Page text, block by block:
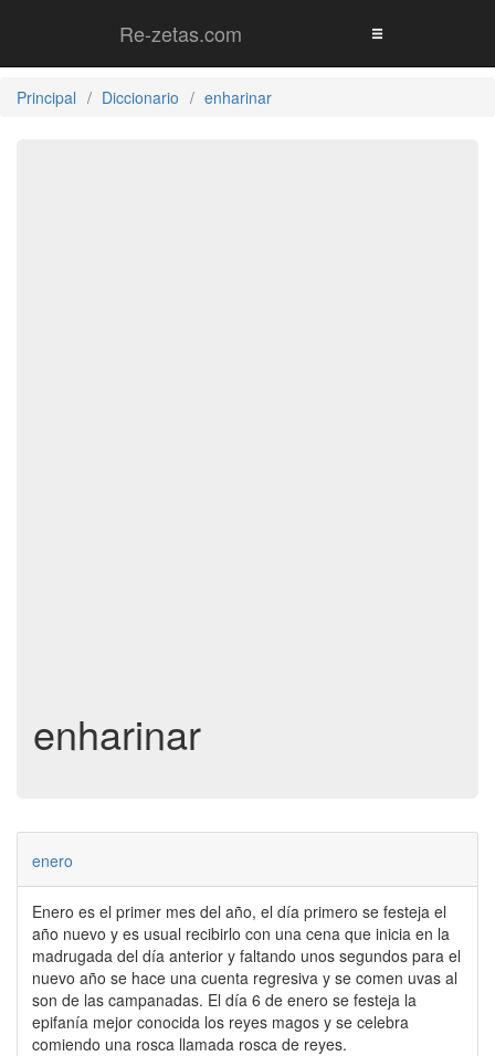
Re-zetas.com
Principal Diccionario enharinar
enharinar
enero
Enero es el primer mes del año, el día primero se festeja el
año nuevo y es usual recibirlo con una cena que inicia en la
madrugada del día anterior y faltando unos segundos para el
nuevo año se hace una cuenta regresiva y se comen uvas al
son de las campanadas. El día 6 de enero se festeja la
epifanía mejor conocida los reyes magos y se celebra
comiendo una rosca llamada rosca de reyes.